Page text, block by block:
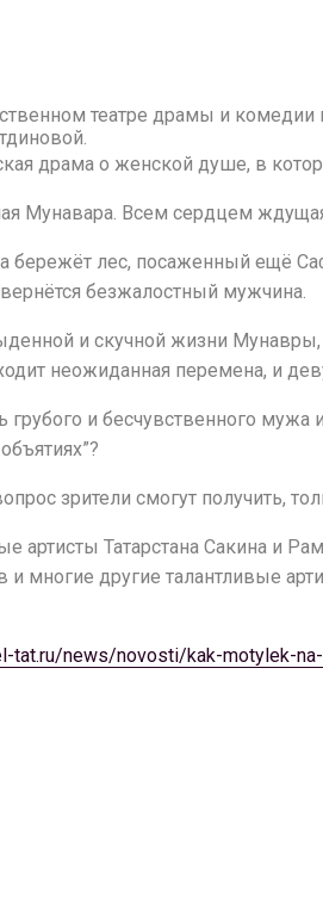
театре драмы и
драма о женской душе, в
Мунавара. Всем сердцем
бережёт лес, посаженный ещё
безжалостный мужчина.
и скучной жизни
неожиданная перемена, и
и бесчувственного
зрители смогут получить,
артисты Татарстана Сакина и
многие другие талантливые
tat.ru/news/novosti/kak-motylek-